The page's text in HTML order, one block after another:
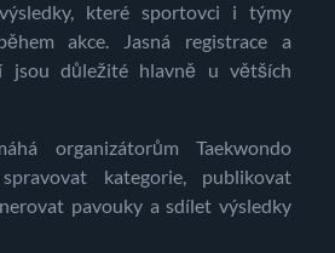
které sportovci i týmy
akce. Jasná registrace a
jsou důležité hlavně u větších
organizátorům Taekwondo
kategorie, publikovat
pavouky a sdílet výsledky